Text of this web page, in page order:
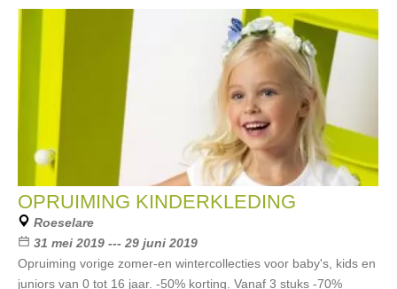
OPRUIMING KINDERKLEDING
Roeselare
31 mei 2019 --- 29 juni 2019
Opruiming vorige zomer-en wintercollecties voor baby's, kids en
juniors van 0 tot 16 jaar. -50% korting. Vanaf 3 stuks -70%